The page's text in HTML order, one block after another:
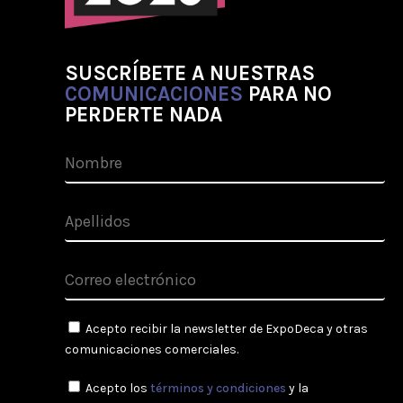
SUSCRÍBETE A NUESTRAS
COMUNICACIONES PARA NO
PERDERTE NADA
Acepto recibir la newsletter de ExpoDeca y otras
comunicaciones comerciales.
Acepto los términos y condiciones y la